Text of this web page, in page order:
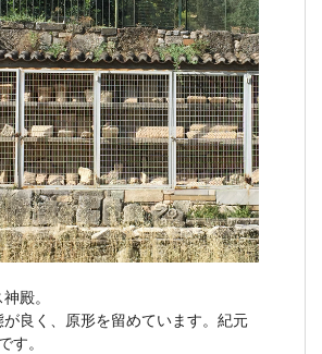
殿。
良く、原形を留めています。紀元
す。